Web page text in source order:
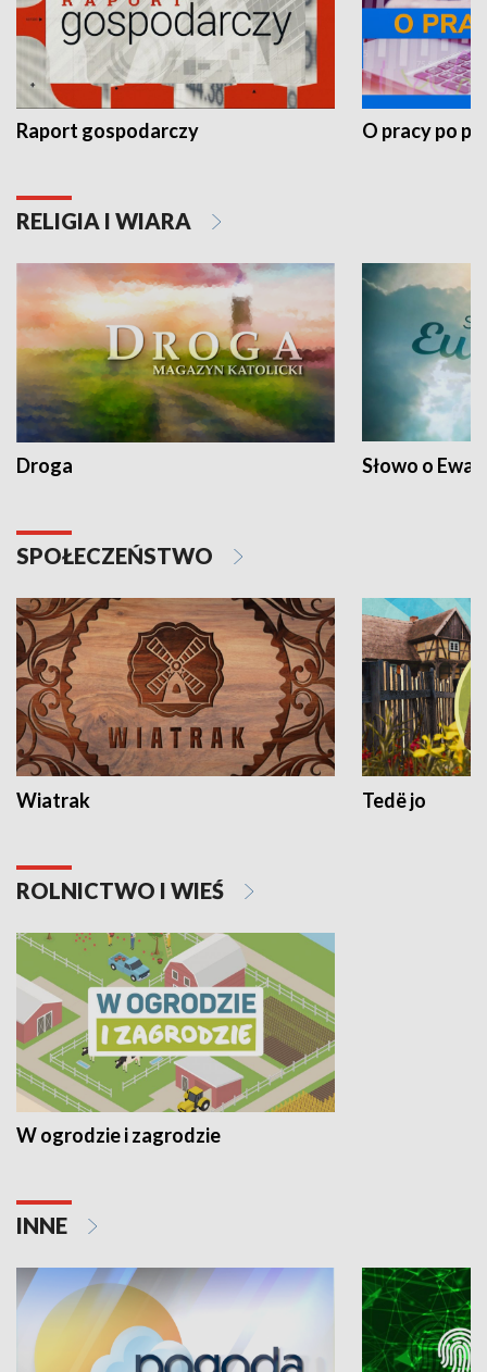
Raport gospodarczy O pracy po
RELIGIA I WIARA
Droga Słowo o
SPOŁECZEŃSTWO
Wiatrak Tedë jo
ROLNICTWO I WIEŚ
W ogrodzie i zagrodzie
INNE